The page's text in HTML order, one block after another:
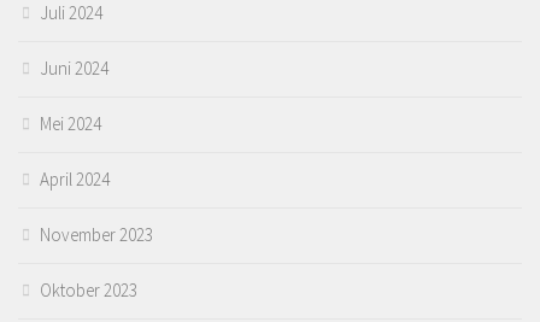
Juli 2024
Juni 2024
Mei 2024
April 2024
November 2023
Oktober 2023